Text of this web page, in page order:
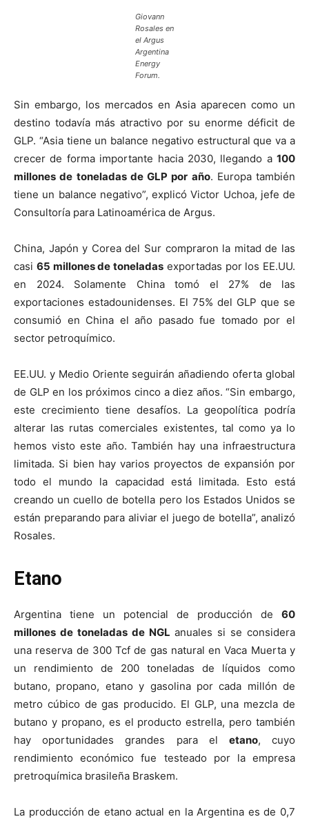
Giovann
Rosales en
el Argus
Argentina
Energy
Forum.
Sin embargo, los mercados en Asia aparecen como un
destino todavía más atractivo por su enorme déficit de
GLP. “Asia tiene un balance negativo estructural que va a
crecer de forma importante hacia 2030, llegando a 100
millones de toneladas de GLP por año. Europa también
tiene un balance negativo”, explicó Victor Uchoa, jefe de
Consultoría para Latinoamérica de Argus.
China, Japón y Corea del Sur compraron la mitad de las
casi 65 millones de toneladas exportadas por los EE.UU.
en 2024. Solamente China tomó el 27% de las
exportaciones estadounidenses. El 75% del GLP que se
consumió en China el año pasado fue tomado por el
sector petroquímico.
EE.UU. y Medio Oriente seguirán añadiendo oferta global
de GLP en los próximos cinco a diez años. “Sin embargo,
este crecimiento tiene desafíos. La geopolítica podría
alterar las rutas comerciales existentes, tal como ya lo
hemos visto este año. También hay una infraestructura
limitada. Si bien hay varios proyectos de expansión por
todo el mundo la capacidad está limitada. Esto está
creando un cuello de botella pero los Estados Unidos se
están preparando para aliviar el juego de botella”, analizó
Rosales.
Etano
Argentina tiene un potencial de producción de 60
millones de toneladas de NGL anuales si se considera
una reserva de 300 Tcf de gas natural en Vaca Muerta y
un rendimiento de 200 toneladas de líquidos como
butano, propano, etano y gasolina por cada millón de
metro cúbico de gas producido. El GLP, una mezcla de
butano y propano, es el producto estrella, pero también
hay oportunidades grandes para el etano, cuyo
rendimiento económico fue testeado por la empresa
pretroquímica brasileña Braskem.
La producción de etano actual en la Argentina es de 0,7